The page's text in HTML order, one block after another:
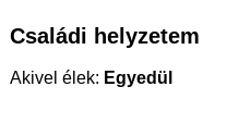
Családi helyzetem
Akivel élek: Egyedül